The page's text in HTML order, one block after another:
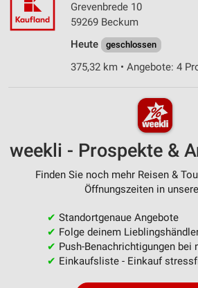
Grevenbrede 10
59269 Beckum
Heute
geschlossen
375,32 km • Angebote: 4
weekli - Prospekte &
Finden Sie noch mehr Reisen &
Öffnungszeiten in
✔ Standortgenaue Angebote
✔ Folge deinem
✔ Push-Benachrichtigungen bei
✔ Einkaufsliste - Einkauf